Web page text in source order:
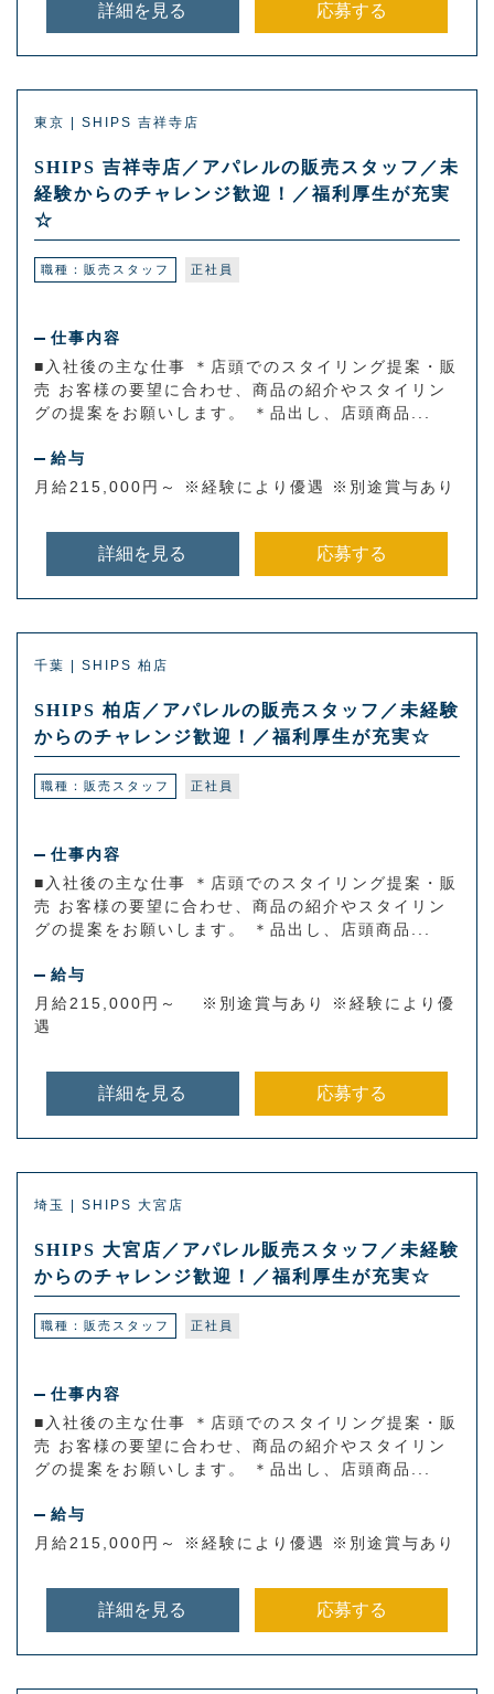
詳細を見る 応募する
東京 | SHIPS 吉祥寺店
SHIPS 吉祥寺店／アパレルの販売スタッフ／未
経験からのチャレンジ歓迎！／福利厚生が充実
☆
職種：販売スタッフ 正社員
仕事内容
■入社後の主な仕事 ＊店頭でのスタイリング提案・販
売 お客様の要望に合わせ、商品の紹介やスタイリン
グの提案をお願いします。 ＊品出し、店頭商品...
給与
月給215,000円～ ※経験により優遇 ※別途賞与あり
詳細を見る 応募する
千葉 | SHIPS 柏店
SHIPS 柏店／アパレルの販売スタッフ／未経験
からのチャレンジ歓迎！／福利厚生が充実☆
職種：販売スタッフ 正社員
仕事内容
■入社後の主な仕事 ＊店頭でのスタイリング提案・販
売 お客様の要望に合わせ、商品の紹介やスタイリン
グの提案をお願いします。 ＊品出し、店頭商品...
給与
月給215,000円～ ※別途賞与あり ※経験により優
遇
詳細を見る 応募する
埼玉 | SHIPS 大宮店
SHIPS 大宮店／アパレル販売スタッフ／未経験
からのチャレンジ歓迎！／福利厚生が充実☆
職種：販売スタッフ 正社員
仕事内容
■入社後の主な仕事 ＊店頭でのスタイリング提案・販
売 お客様の要望に合わせ、商品の紹介やスタイリン
グの提案をお願いします。 ＊品出し、店頭商品...
給与
月給215,000円～ ※経験により優遇 ※別途賞与あり
詳細を見る 応募する